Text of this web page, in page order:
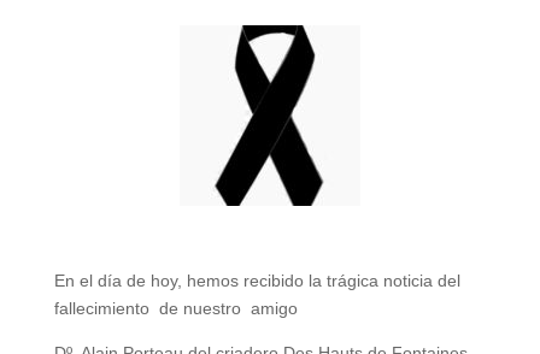
En el día de hoy, hemos recibido la trágica noticia del
fallecimiento de nuestro amigo